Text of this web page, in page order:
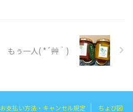
もぅ一人( *´艸｀)
お支払い方法・キャンセル規定 ちょび図